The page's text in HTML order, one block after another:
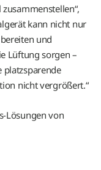
kann nicht nur
und
Lüftung sorgen –
nicht vergrößert.“
Lösungen von